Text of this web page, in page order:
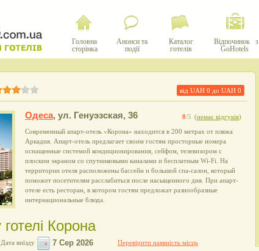
Головна
сторінка
Анонси та
події
Каталог
готелів
Відпочинок з
GoHotels
від UAH0 до UAH0
0/5 (немає відгуків)
Одеса, ул. Генуэзская, 36
Современный апарт-отель «Корона» находится в 200 метрах от пляжа
Аркадия. Апарт-отель предлагает своим гостям просторные номера
оснащенные системой кондиционирования, сейфом, телевизором с
плоским экраном со спутниковыми каналами и бесплатным Wi-Fi. На
территории отеля расположены бассейн и большой спа-салон, который
поможет посетителям расслабиться после насыщенного дня. При апарт-
отеле есть ресторан, в котором гостям предложат разнообразные
интернациональные блюда.
Корона
Дата виїзду Перевірити наявність місць